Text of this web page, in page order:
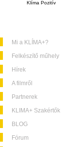
Klíma Pozitív
Mi a KLÍMA+?
Felkészítő műhely
Hírek
A filmről
Partnerek
KLIMA+ Szakértők
BLOG
Fórum